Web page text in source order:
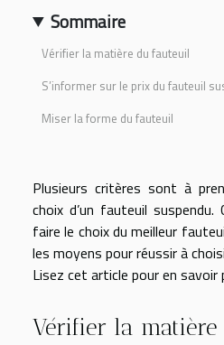
Sommaire
Vérifier la matière du fauteuil
S’informer sur le prix du fauteuil
Miser la forme du fauteuil
Plusieurs critères sont à
choix d’un fauteuil
faire le choix du meilleur
les moyens pour réussir à
Lisez cet article pour en savoir
Vérifier la